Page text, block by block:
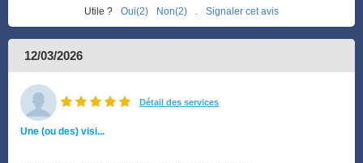
Utile ? Oui(2) Non(2) Signaler cet avis
12/03/2026
Détail des services
Une (ou des) visi...